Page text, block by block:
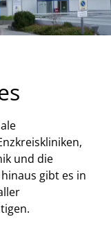
und die
gibt es in